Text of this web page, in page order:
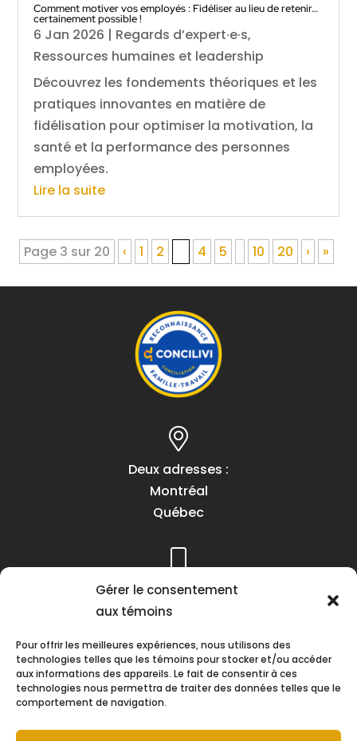
Gérer le consentement
aux témoins
Pour offrir les meilleures expériences, nous utilisons des
technologies telles que les témoins pour stocker et/ou accéder
aux informations des appareils. Le fait de consentir à ces
technologies nous permettra de traiter des données telles que le
comportement de navigation.
Comment motiver vos employés : Fidéliser au lieu de retenir…
certainement possible !
6 Jan 2026 | Regards d’expert·e·s,
Ressources humaines et leadership
Découvrez les fondements théoriques et les
pratiques innovantes en matière de
fidélisation pour optimiser la motivation, la
santé et la performance des personnes
employées.
Lire la suite
Page 3 sur 20 ‹ 1 2 4 5 10 20 › »
Deux adresses :
Montréal
Québec
Téléphone :
(418) 622-1001
Heures d’ouverture :
Lundi au vendredi